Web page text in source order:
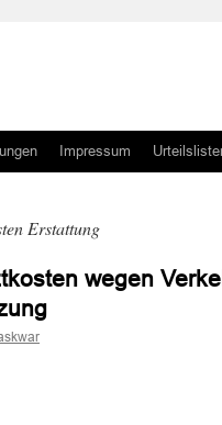
Impressum
Erstattung
wegen